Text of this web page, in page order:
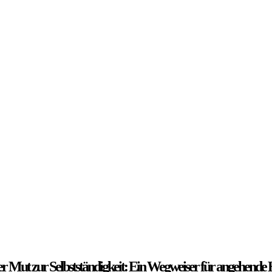
Mut zur Selbstständigkeit: Ein Wegweiser für